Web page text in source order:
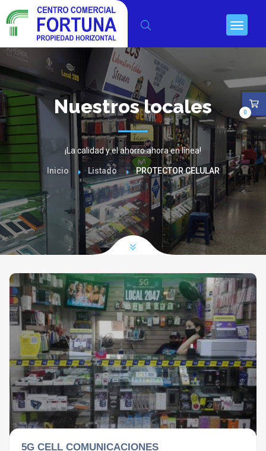
Nuestros locales
¡La calidad y el ahorro ahora en línea!
Inicio Listado PROTECTOR CELULAR
5G CELL COMUNICACIONES
0